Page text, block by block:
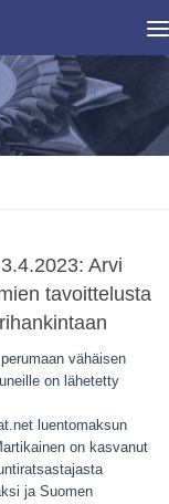
Arvi
tavoittelusta
vähäisen
on lähetetty
luentomaksun
on kasvanut
ja Suomen